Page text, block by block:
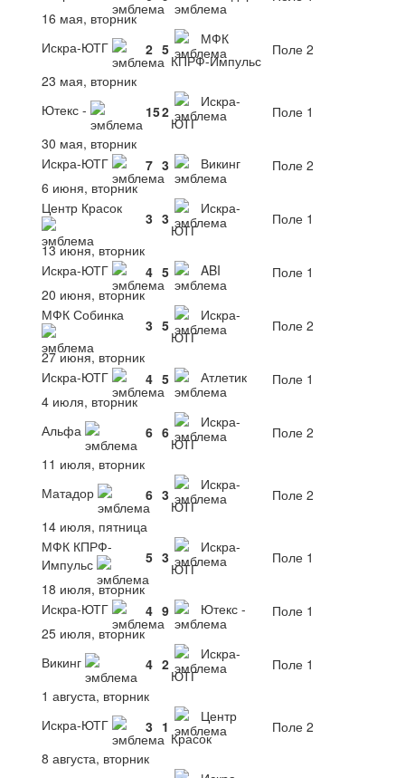
16 мая, вторник
Искра-ЮТГ
2 5
МФК
КПРФ-Импульс
Поле 2
23 мая, вторник
Ютекс -
152
Искра-
ЮТГ
Поле 1
30 мая, вторник
Искра-ЮТГ
7 3 Викинг
Поле 2
6 июня, вторник
Центр Красок
3 3
Искра-
ЮТГ
Поле 1
13 июня, вторник
Искра-ЮТГ
4 5 ABI
Поле 1
20 июня, вторник
МФК Собинка
3 5
Искра-
ЮТГ
Поле 2
27 июня, вторник
Искра-ЮТГ
4 5 Атлетик
Поле 1
4 июля, вторник
Альфа
6 6
Искра-
ЮТГ
Поле 2
11 июля, вторник
Матадор
6 3
Искра-
ЮТГ
Поле 2
14 июля, пятница
МФК КПРФ-
Импульс
5 3
Искра-
ЮТГ
Поле 1
18 июля, вторник
Искра-ЮТГ
4 9 Ютекс -
Поле 1
25 июля, вторник
Викинг
4 2
Искра-
ЮТГ
Поле 1
1 августа, вторник
Искра-ЮТГ
3 1
Центр
Красок
Поле 2
8 августа, вторник